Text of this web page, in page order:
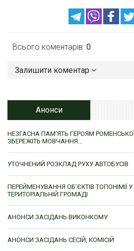
Всього коментарів: 0
Залишити коментар
Анонси
НЕЗГАСНА ПАМ’ЯТЬ ГЕРОЯМ
ЗБЕРЕЖІТЬ МОВЧАННЯ…
УТОЧНЕНИЙ РОЗКЛАД РУХУ АВТОБУСІВ
ПЕРЕЙМЕНУВАННЯ ОБ’ЄКТІВ ТОПОНІМІЇ
ТЕРИТОРІАЛЬНІЙ ГРОМАДІ
АНОНСИ ЗАСІДАНЬ ВИКОНКОМУ
АНОНСИ ЗАСІДАНЬ СЕСІЙ, КОМІСІЙ